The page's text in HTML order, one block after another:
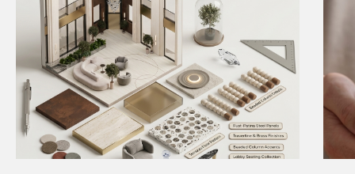
О2 Office
Right Time
Команда
Новости
СМИ о нас
Real Estate Development
Сады Ц
ветного
Modernum
Telegram VK
Политика конфиденциальности и согласие на
обработку персональных данных